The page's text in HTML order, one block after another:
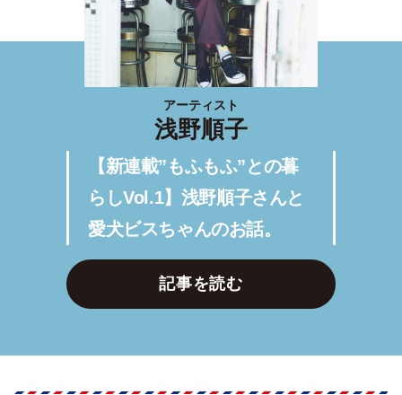
アーティスト
浅野順子
【新連載”もふもふ”との暮
らしVol.1】浅野順子さんと
愛犬ビスちゃんのお話。
記事を読む